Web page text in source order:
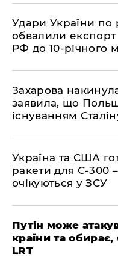
​Удари України по
обвалили експорт
РФ до 10-річного
​Захарова
заявила, що
існуванням
​Україна та США
ракети для С-300
очікуються у ЗСУ
​Путін може
країни та
LRT